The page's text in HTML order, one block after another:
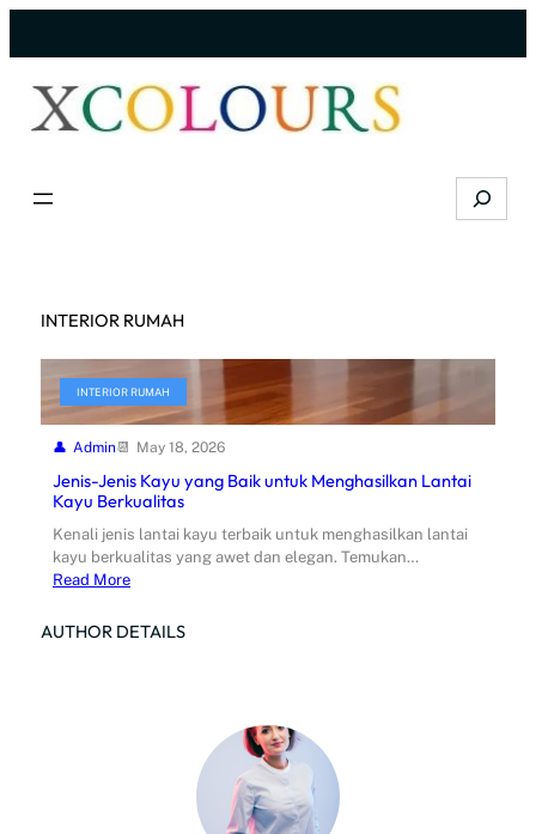
Search
INTERIOR RUMAH
INTERIOR RUMAH
Admin May 18, 2026
Jenis-Jenis Kayu yang Baik untuk Menghasilkan Lantai
Kayu Berkualitas
Kenali jenis lantai kayu terbaik untuk menghasilkan lantai
kayu berkualitas yang awet dan elegan. Temukan…
Read More
AUTHOR DETAILS